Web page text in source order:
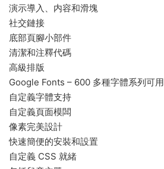
演示導入、内容和滑塊
社交鏈接
底部頁腳小部件
清潔和注釋代碼
高級排版
Google Fonts – 600 多種字體系列可用
自定義字體支持
自定義頁面模闆
像素完美設計
快速簡便的安裝和設置
自定義 CSS 就緒